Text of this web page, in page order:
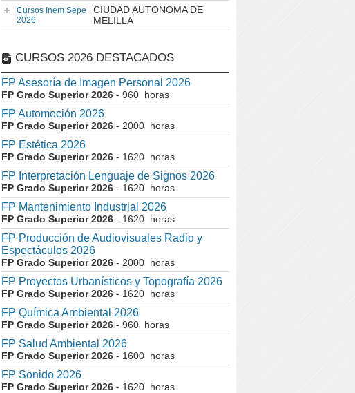
Cursos Inem Sepe
2026
CIUDAD AUTONOMA DE
MELILLA
CURSOS 2026 DESTACADOS
FP Asesoría de Imagen Personal 2026
FP Grado Superior 2026 - 960 horas
FP Automoción 2026
FP Grado Superior 2026 - 2000 horas
FP Estética 2026
FP Grado Superior 2026 - 1620 horas
FP Interpretación Lenguaje de Signos 2026
FP Grado Superior 2026 - 1620 horas
FP Mantenimiento Industrial 2026
FP Grado Superior 2026 - 1620 horas
FP Producción de Audiovisuales Radio y
Espectáculos 2026
FP Grado Superior 2026 - 2000 horas
FP Proyectos Urbanísticos y Topografía 2026
FP Grado Superior 2026 - 1620 horas
FP Química Ambiental 2026
FP Grado Superior 2026 - 960 horas
FP Salud Ambiental 2026
FP Grado Superior 2026 - 1600 horas
FP Sonido 2026
FP Grado Superior 2026 - 1620 horas